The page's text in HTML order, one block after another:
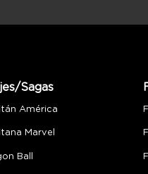
Sagas
América
Marvel
Ball